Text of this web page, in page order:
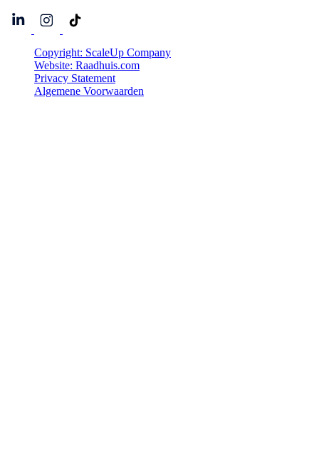
Copyright: ScaleUp Company
Website: Raadhuis.com
Privacy Statement
Algemene Voorwaarden